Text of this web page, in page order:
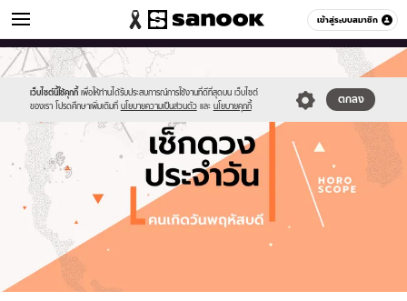
เข้าสู่ระบบสมาชิก
ดูดวง หมวดอื่นๆ
เว็บไซต์นี้ใช้คุกกี้ เพื่อให้ท่านได้รับประสบการณ์การใช้งานที่ดีที่สุดบน เว็บไซต์
ของเรา โปรดศึกษาเพิ่มเติมที่ นโยบายความเป็นส่วนตัว และ นโยบายคุกกี้
ตกลง
Sanook
//s.isanook.com/sr/0/images/logo-
new-
sanook.png
600
60
//s.isanook.com/ho/0/ud/fxd/day/daily-
horoscope-
thursday.jpg